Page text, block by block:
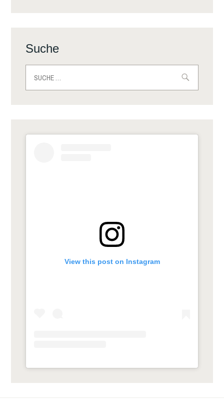
Suche
nach:
View this post on Instagram